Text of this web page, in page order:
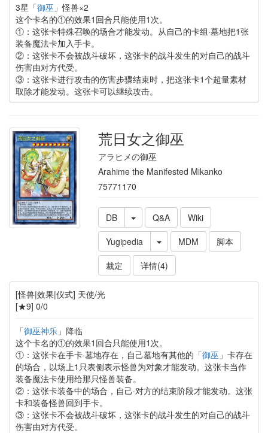
3星「御巫 」怪兽×2
这个卡名的①的效果1回合只能使用1次。
①：这张卡特殊召唤的场合才能发动。从自己的卡组·墓地把1张
装备魔法卡加入手卡。
②：这张卡不会被战斗破坏，这张卡的战斗发生的对自己的战斗
伤害由对方代受。
③：这张卡进行攻击的伤害步骤结束时，把这张卡1个超量素材
取除才能发动。这张卡可以继续攻击。
荒日女之御巫
アラヒメの御巫
Arahime the Manifested Mikanko
75771170
DB Q&A
Wiki
Yugipedia
MDM
脚本
裁定
详情(4)
[怪兽|效果|仪式] 天使/光
[★9] 0/0
「御巫神乐」降临
这个卡名的①的效果1回合只能使用1次。
①：这张卡在手卡·墓地存在，自己墓地有其他的「御巫 」卡存在
的场合，以场上1只表侧表示怪兽为对象才能发动。这张卡当作
装备魔法卡使用给那只怪兽装备。
②：这张卡装备中的场合，自己·对方的结束阶段才能发动。这张
卡和装备怪兽回到手卡。
③：这张卡不会被战斗破坏，这张卡的战斗发生的对自己的战斗
伤害由对方代受。